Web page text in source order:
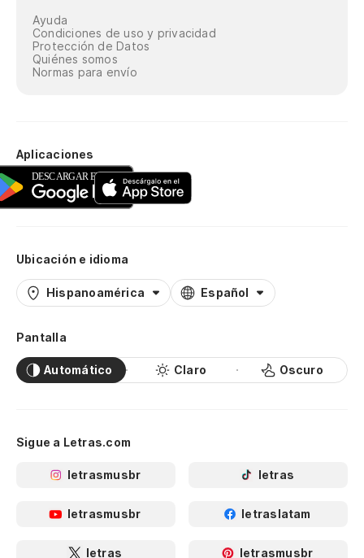
Ayuda
Condiciones de uso y privacidad
Protección de Datos
Quiénes somos
Normas para envío
Aplicaciones
Ubicación e idioma
Hispanoamérica Español
Pantalla
Automático Claro Oscuro
Sigue a Letras.com
letrasmusbr letras
letrasmusbr letraslatam
letras letrasmusbr